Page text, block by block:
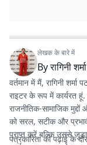
लेखक के बारे में
Byरागिनी शर्मा
वर्तमान में मैं, रागिनी शर्मा
राइटर के रूप में कार्यरत
राजनीतिक-सामाजिक
को सरल, सटीक और
प्राप्त करें बल्कि उससे
पत्रकारिता की पढ़ाई के